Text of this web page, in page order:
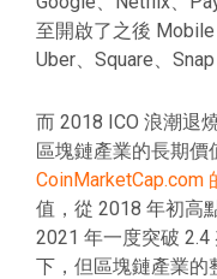
至開啟了之後 Mobile
Uber、Square、
而 2018 ICO 浪潮退
區塊鏈產業的長期價
CoinMarketCap.com
值，從 2018 年初高
2021 年一度突破
下，但區塊鏈產業的